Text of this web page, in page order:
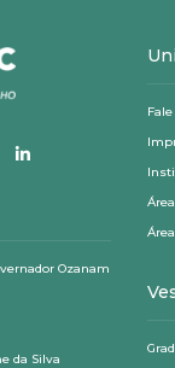
Ozanam
da Silva